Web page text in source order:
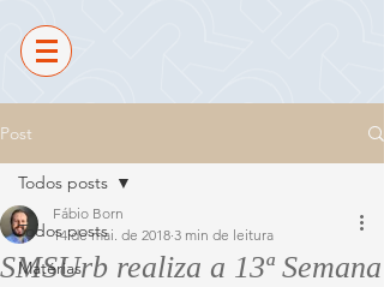
Post
Todos posts
Matérias
Todos posts
SMSUrb realiza a 13ª Semana
Fábio Born
14 de mai. de 2018 3 min de leitura